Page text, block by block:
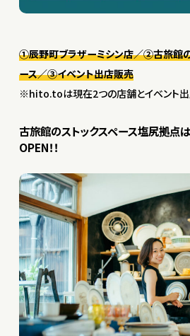
①辰野町ブラザーミシン店／②古旅館の
ース／③イベント出店販売
※hito.toは現在2つの店舗とイベント出
古旅館のストックスペース塩尻拠点
OPEN！！